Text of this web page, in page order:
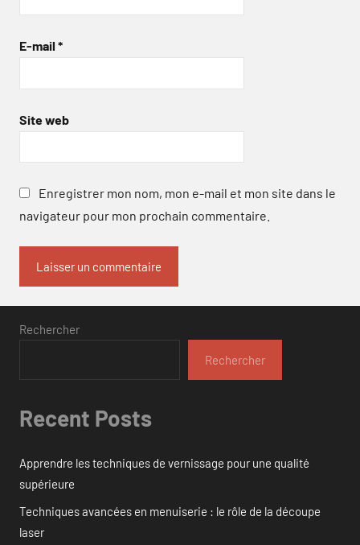
E-mail *
Site web
Enregistrer mon nom, mon e-mail et mon site dans le
navigateur pour mon prochain commentaire.
Rechercher
Rechercher
Recent Posts
Apprendre les techniques de vernissage pour une qualité
supérieure
Techniques avancées en menuiserie : le rôle de la découpe
laser